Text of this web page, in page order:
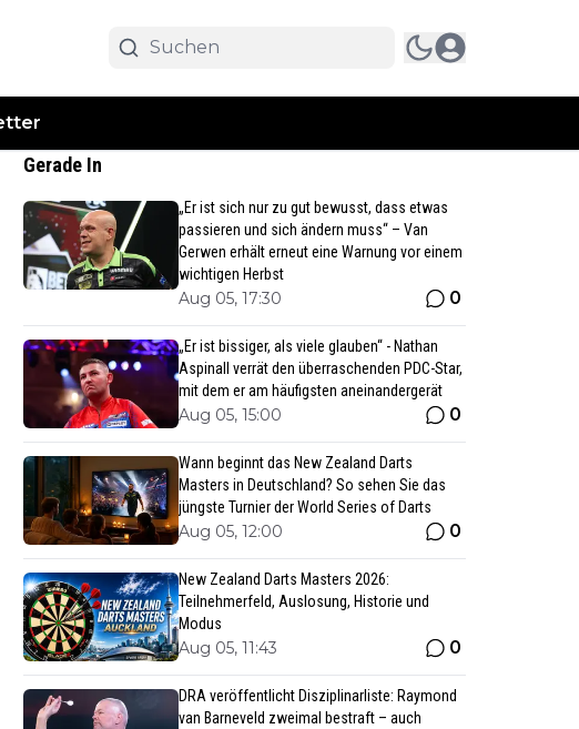
Gerade In
„Er ist sich nur zu gut bewusst, dass etwas
passieren und sich ändern muss“ – Van
Gerwen erhält erneut eine Warnung vor einem
wichtigen Herbst
Aug 05, 17:30 0
„Er ist bissiger, als viele glauben“ - Nathan
Aspinall verrät den überraschenden PDC-Star,
mit dem er am häufigsten aneinandergerät
Aug 05, 15:00 0
Wann beginnt das New Zealand Darts
Masters in Deutschland? So sehen Sie das
jüngste Turnier der World Series of Darts
Aug 05, 12:00 0
New Zealand Darts Masters 2026:
Teilnehmerfeld, Auslosung, Historie und
Modus
Aug 05, 11:43 0
DRA veröffentlicht Disziplinarliste: Raymond
van Barneveld zweimal bestraft – auch